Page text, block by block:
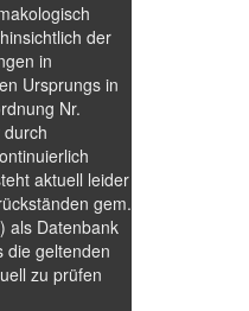
der
in
Ursprungs in
Nr.
aktuell leider
gem.
als Datenbank
die geltenden
zu prüfen